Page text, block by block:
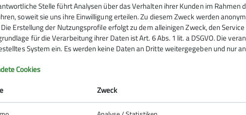
Arbeiten
für Struktur
E‑Mail)
Tourenleiter*innen, Geschäftsstelle und Druckhaus
Stelle führt Analysen über das Verhalten ihrer Kunden im Rahmen
soweit sie uns ihre Einwilligung erteilen. Zu diesem Zweck werden
Erstellung der Nutzungsprofile erfolgt zu dem alleinigen Zweck, den
für die Verarbeitung ihrer Daten ist Art. 6 Abs. 1 lit. a DSGVO. Die
System ein. Es werden keine Daten an Dritte weitergegeben und nur
Cookies
Zweck